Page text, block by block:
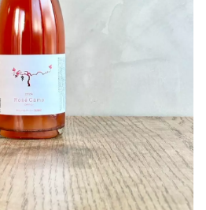
合で投入して行いました。
発酵を行う事で部分的にMC（マセ
）の様な環境をうみだし、MC由来
る為です。
バスケットプレスでゆっくりプレ
クで発酵（総発酵期間は40日）、
すかな揮発酸を感じたため、プレ
強くなりすぎないよう低温でコン
フォラではなくステンレスタンク
ました。
量の揮発酸がある事によって酸